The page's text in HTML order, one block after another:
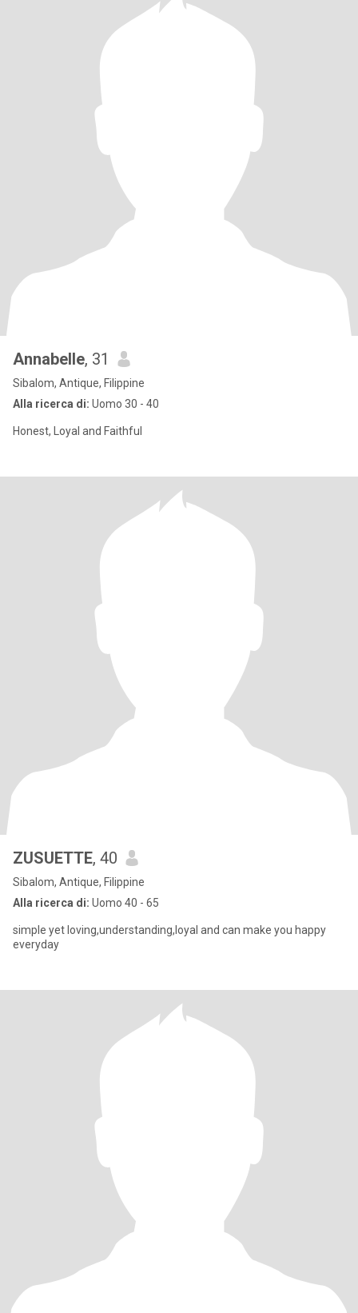
Annabelle, 31
Sibalom, Antique, Filippine
Alla ricerca di: Uomo 30 - 40
Honest, Loyal and Faithful
ZUSUETTE, 40
Sibalom, Antique, Filippine
Alla ricerca di: Uomo 40 - 65
simple yet loving,understanding,loyal and can make you happy
everyday